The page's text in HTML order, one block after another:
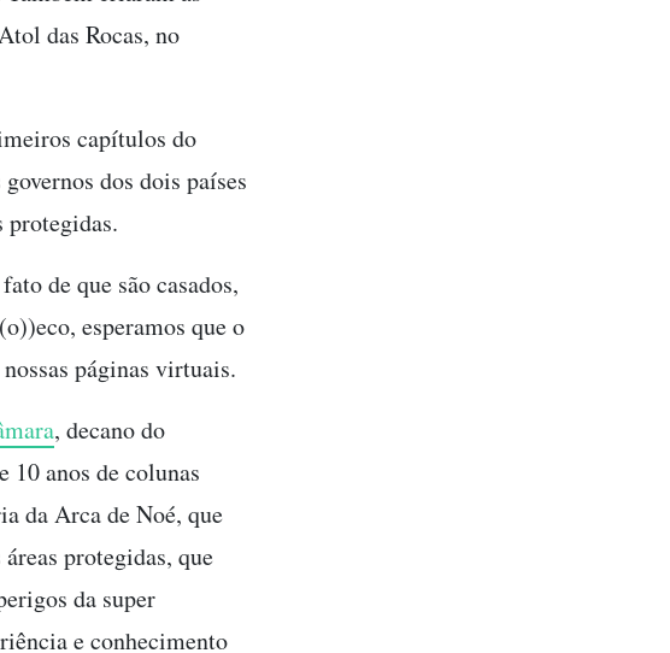
das Rocas, no
capítulos do
dos dois países
protegidas.
de que são casados,
esperamos que o
páginas virtuais.
, decano do
anos de colunas
da Arca de Noé, que
protegidas, que
da super
e conhecimento